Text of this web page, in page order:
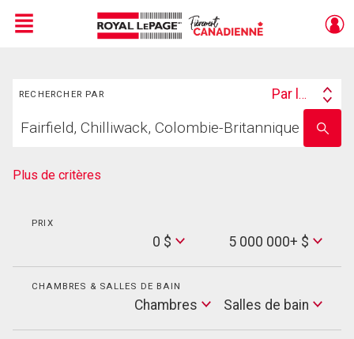
Menu
RECHERCHER PAR
Search
Par lieu
votre
nom
Plus de critères
PRIX
0 $
Max
Price
5 000 000+ $
CHAMBRES & SALLES DE BAIN
Chambres
Salles
de
Salles de bain